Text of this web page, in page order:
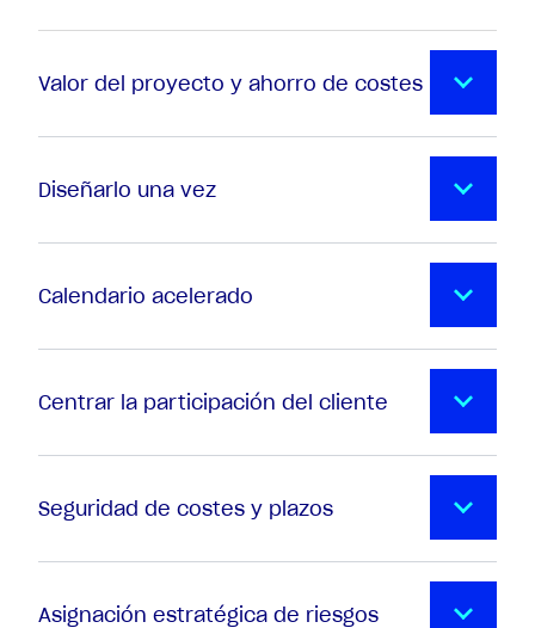
Valor del proyecto y ahorro de costes
Diseñarlo una vez
Calendario acelerado
Centrar la participación del cliente
Seguridad de costes y plazos
Asignación estratégica de riesgos